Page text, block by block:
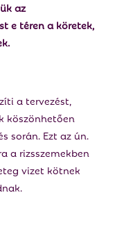
az
e téren a köretek,
a tervezést,
köszönhetően
során. Ezt az ún.
a rizsszemekben
vizet kötnek